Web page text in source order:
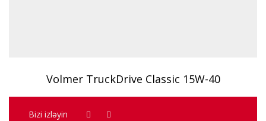
Volmer TruckDrive Classic 15W-40
Bizi izləyin